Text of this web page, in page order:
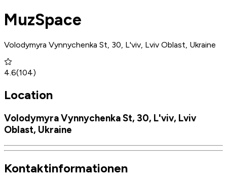
MuzSpace
Volodymyra Vynnychenka St, 30, L'viv, Lviv Oblast, Ukraine
4.6(104)
Location
Volodymyra Vynnychenka St, 30, L'viv, Lviv
Oblast, Ukraine
Kontaktinformationen